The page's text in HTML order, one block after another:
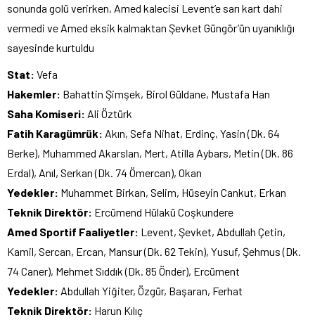
sonunda golü verirken, Amed kalecisi Levent’e sarı kart dahi
vermedi ve Amed eksik kalmaktan Şevket Güngör’ün uyanıklığı
sayesinde kurtuldu
Stat: Vefa
Hakemler: Bahattin Şimşek, Birol Güldane, Mustafa Han
Saha Komiseri: Ali Öztürk
Fatih Karagümrük: Akın, Sefa Nihat, Erdinç, Yasin (Dk. 64
Berke), Muhammed Akarslan, Mert, Atilla Aybars, Metin (Dk. 86
Erdal), Anıl, Serkan (Dk. 74 Ömercan), Okan
Yedekler: Muhammet Birkan, Selim, Hüseyin Cankut, Erkan
Teknik Direktör: Ercümend Hülakü Coşkundere
Amed Sportif Faaliyetler: Levent, Şevket, Abdullah Çetin,
Kamil, Sercan, Ercan, Mansur (Dk. 62 Tekin), Yusuf, Şehmus (Dk.
74 Caner), Mehmet Sıddık (Dk. 85 Önder), Ercüment
Yedekler: Abdullah Yiğiter, Özgür, Başaran, Ferhat
Teknik Direktör: Harun Kılıç